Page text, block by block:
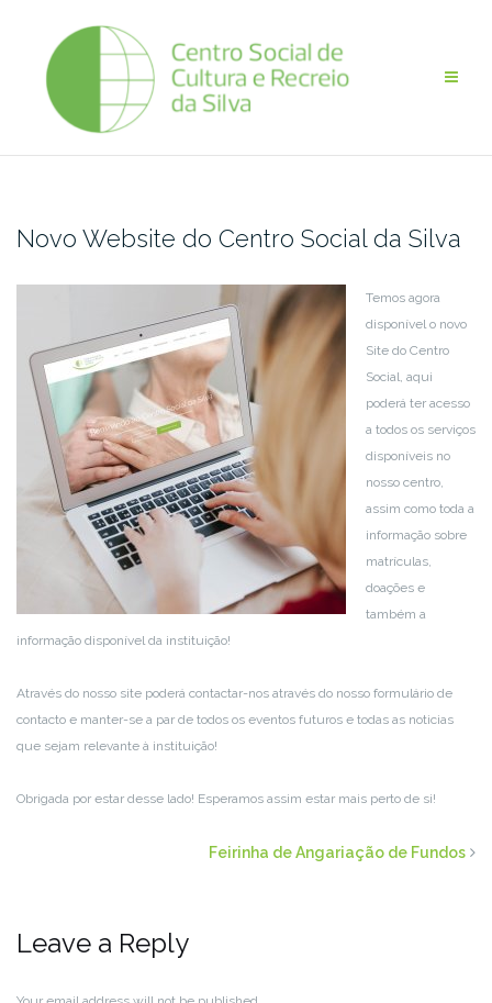
content
Novo Website do Centro Social da Silva
Temos agora
disponível o novo
Site do Centro
Social, aqui
poderá ter acesso
a todos os serviços
disponíveis no
nosso centro,
assim como toda a
informação sobre
matrículas,
doações e
também a
informação disponível da instituição!
Através do nosso site poderá contactar-nos através do nosso formulário de
contacto e manter-se a par de todos os eventos futuros e todas as noticias
que sejam relevante à instituição!
Obrigada por estar desse lado! Esperamos assim estar mais perto de si!
Feirinha de Angariação de Fundos
Leave a Reply